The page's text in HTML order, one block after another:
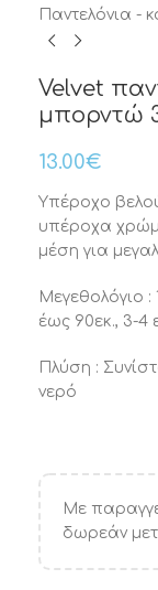
Παντελόνια -
Velvet
μπορντώ
13.00€
Υπέροχο
υπέροχα
μέση για
Μεγεθολόγιο :
έως 90εκ., 3-4
Πλύση :
νερό
Με
δωρεάν